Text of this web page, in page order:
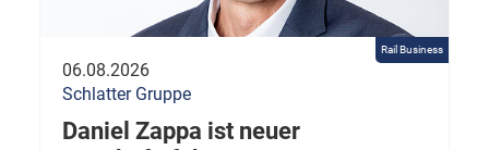
Rail Business
06.08.2026
Schlatter Gruppe
Daniel Zappa ist neuer